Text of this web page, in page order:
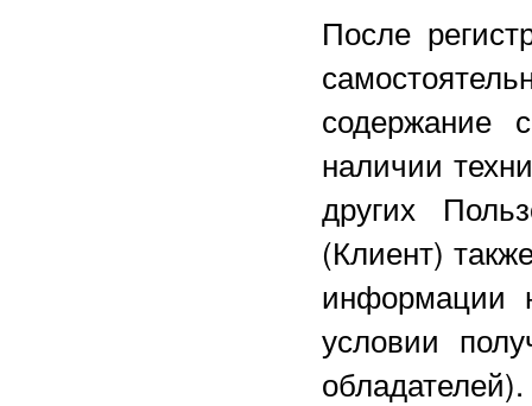
После
содержание
наличии
других
(Клиент)
информации
условии
обладателей).